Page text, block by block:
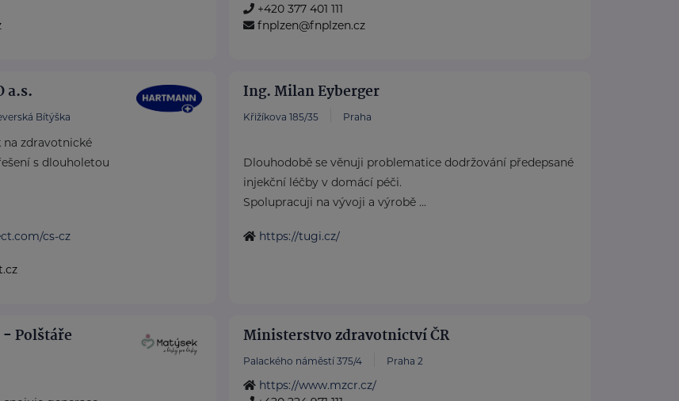
+420 377 401 111
fnplzen@fnplzen.cz
a.s.
Bítýška
na zdravotnické
s dlouholetou
cs-cz
Ing. Milan Eyberger
Křižíkova 185/35 Praha
Dlouhodobě se věnuji problematice dodržování předepsané
injekční léčby v domácí péči.
Spolupracuji na vývoji a výrobě ...
https://tugi.cz/
Polštáře Ministerstvo zdravotnictví ČR
Palackého náměstí 375/4 Praha 2
https://www.mzcr.cz/